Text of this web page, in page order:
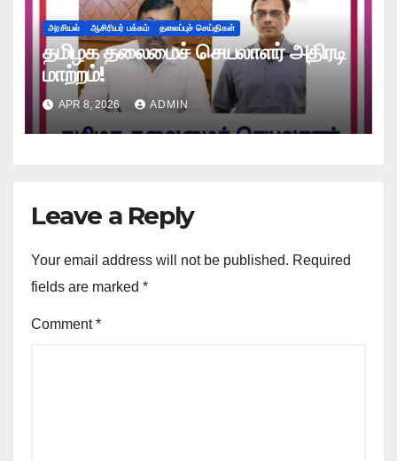
அரசியல் ஆசிரியர் பக்கம் தலைப்புச் செய்திகள்
தமிழக தலைமைச் செயலாளர் அதிரடி
மாற்றம்!
APR 8, 2026 ADMIN
Leave a Reply
Your email address will not be published. Required
fields are marked *
Comment*